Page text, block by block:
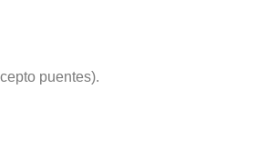
puentes).